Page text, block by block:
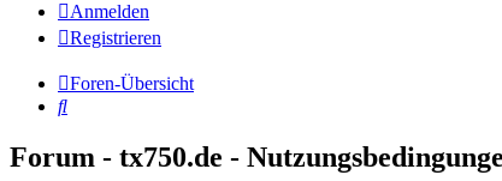
Anmelden
Registrieren
Foren-Übersicht
Suche
Forum - tx750.de -